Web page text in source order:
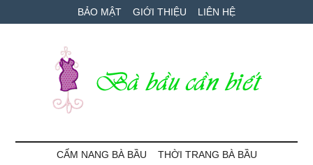
to
to
qua
BẢO MẬT GIỚI THIỆU LIÊN HỆ
BàCẨM NANG BÀ BẦU THỜI TRANG BÀ BẦU